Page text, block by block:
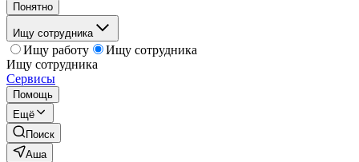
Понятно
Ищу сотрудника
Ищу работу
Ищу сотрудника
Ищу сотрудника
Сервисы
Помощь
Ещё
Поиск
Аша